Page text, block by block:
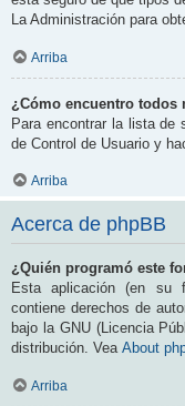
La Administración para
Arriba
¿Cómo encuentro
Para encontrar la lista de
de Control de Usuario y
Arriba
Acerca de phpBB
¿Quién programó este
Esta aplicación (en su
contiene derechos de
bajo la GNU (Licencia
distribución. Vea About
Arriba